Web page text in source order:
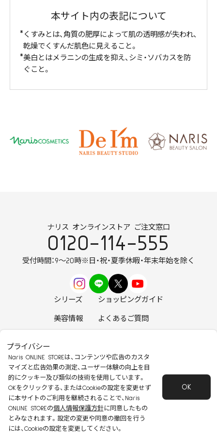
本サイト内の表記について
くすみとは、角質の肥厚によって肌の透明感が失われ、
乾燥でくすんだ肌色に見えること。
美白とはメラニンの生成を抑え、シミ・ソバカスを防
ぐこと。
ナリス オンラインストア ご注文窓口
0120-114-555
受付時間：9～20時※日・祝・夏季休暇・年末年始を除く
シリーズ ショッピングガイド
美容情報 よくあるご質問
安心して安全にご使用いただくために
特定商取引法に基づく表記
会社概要
個人情報保護方針
会員規約
Copyright 2022 Naris Cosmetics CO.,Ltd
プライバシー
Naris ONLINE STOREは、コンテンツや広告のカスタ
マイズと広告効果の測定、ユーザー体験の向上を目
的にクッキー及び類似の技術を使用しています。
OKをクリックする、またはCookieの設定を変更せず
に本サイトのご利用を継続されることで、Naris
ONLINE STOREの個人情報保護方針に同意したもの
とみなされます。設定の変更や同意の撤回を行う
には、Cookieの設定を変更してください。
OK